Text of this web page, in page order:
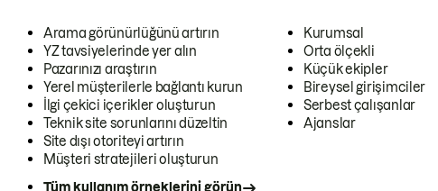
Arama görünürlüğünü artırın
YZ tavsiyelerinde yer alın
Pazarınızı araştırın
Yerel müşterilerle bağlantı kurun
İlgi çekici içerikler oluşturun
Teknik site sorunlarını düzeltin
Site dışı otoriteyi artırın
Müşteri stratejileri oluşturun
Tüm kullanım örneklerini görün
Kurumsal
Orta ölçekli
Küçük ekipler
Bireysel girişimciler
Serbest çalışanlar
Ajanslar